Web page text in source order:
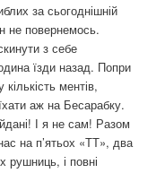
за сьогоднішній
не повернемось.
з себе
їзди назад. Попри
ментів,
аж на Бесарабку.
І я не сам! Разом
на п’ятьох «ТТ», два
рушниць, і повні